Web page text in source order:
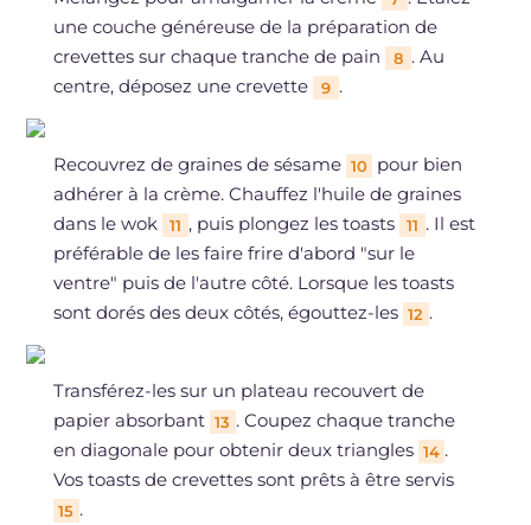
une couche généreuse de la préparation de
crevettes sur chaque tranche de pain
8 . Au
centre, déposez une crevette
9 .
Recouvrez de graines de sésame 10 pour bien
adhérer à la crème. Chauffez l'huile de graines
dans le wok
11 , puis plongez les toasts 11 . Il est
préférable de les faire frire d'abord "sur le
ventre" puis de l'autre côté. Lorsque les toasts
sont dorés des deux côtés, égouttez-les 12 .
Transférez-les sur un plateau recouvert de
papier absorbant 13 . Coupez chaque tranche
en diagonale pour obtenir deux triangles 14 .
Vos toasts de crevettes sont prêts à être servis
15 .